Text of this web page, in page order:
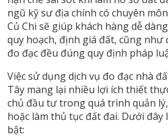
ngũ kỹ sư địa chính có chuyên
Củ Chi sẽ giúp khách hàng dễ
quy hoạch, định giá đất, cũng như
đo đạc đều đúng quy định pháp
Việc sử dụng dịch vụ đo đạc nhà
Tây mang lại nhiều lợi ích thiết
chủ đầu tư trong quá trình quản
hoặc làm thủ tục đất đai. Dưới
bật: